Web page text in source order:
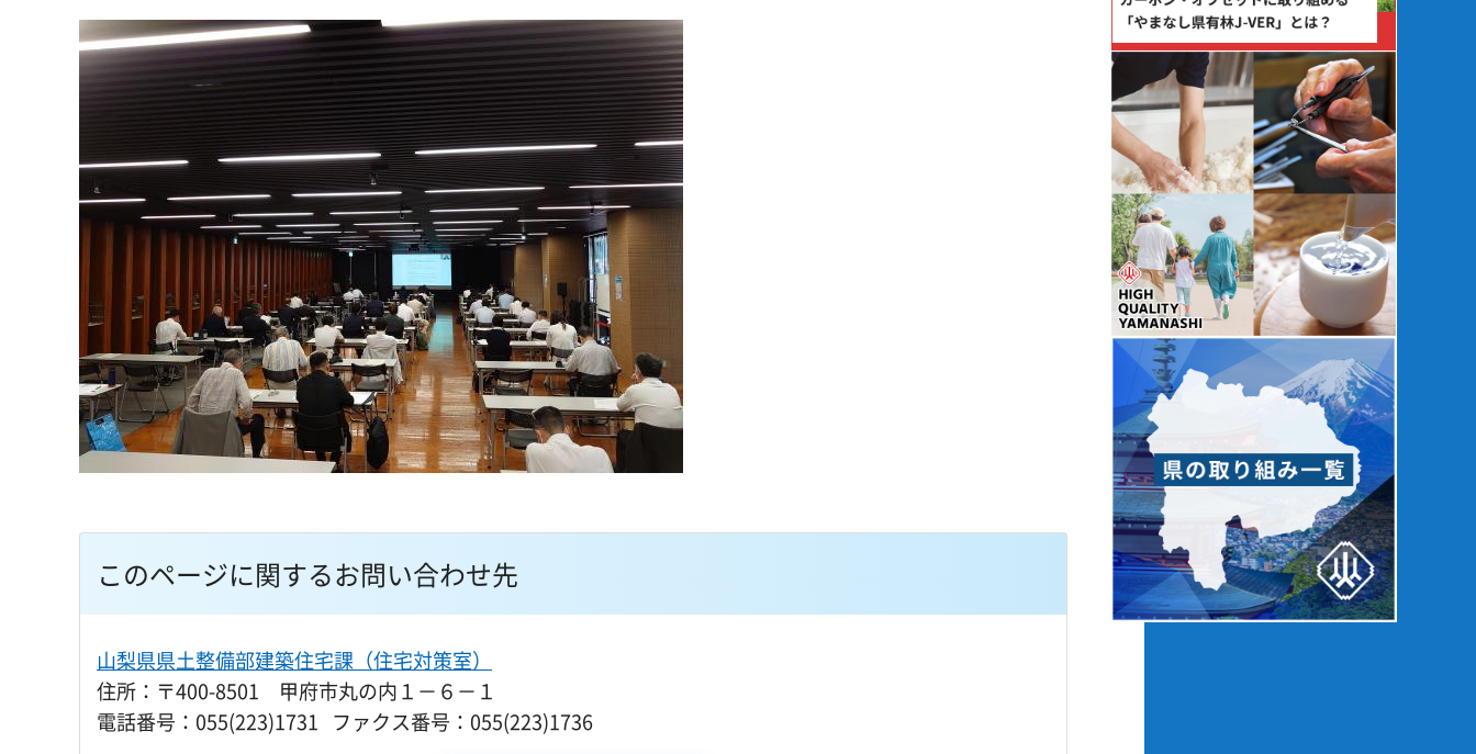
このページに関するお問い合わせ先
山梨県県土整備部建築住宅課（住宅対策室）
住所：〒400-8501 甲府市丸の内１－６－１
電話番号：055(223)1731 ファクス番号：055(223)1736